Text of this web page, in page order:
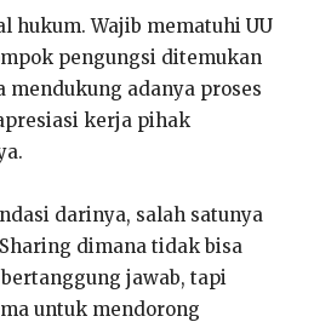
hukum. Wajib mematuhi UU
pengungsi ditemukan
adanya proses
kerja pihak
darinya, salah satunya
dimana tidak bisa
jawab, tapi
untuk mendorong